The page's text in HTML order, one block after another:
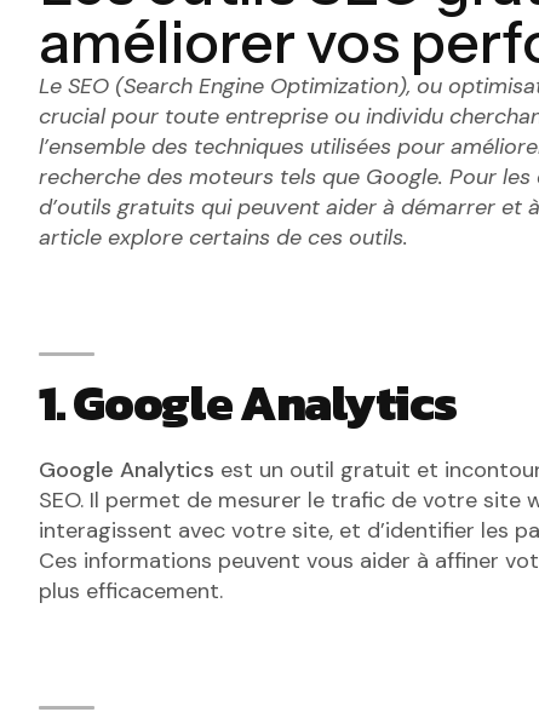
améliorer vos
Le SEO (Search Engine Optimization), ou
crucial pour toute entreprise ou individu
l’ensemble des techniques utilisées pour
recherche des moteurs tels que Google. Pour
d’outils gratuits qui peuvent aider à démarrer
article explore certains de ces outils.
1. Google Analytics
Google Analytics est un outil gratuit et
SEO. Il permet de mesurer le trafic de votre
interagissent avec votre site, et d’identifier les
Ces informations peuvent vous aider à affiner
plus efficacement.